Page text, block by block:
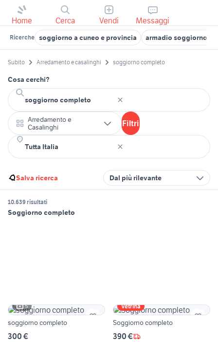
Home Cerca Vendi Messaggi
Ricerche soggiorno a cuneo e provincia armadio soggiorno
Subito Arredamento e casalinghi soggiorno completo
Cosa cerchi?
Arredamento e
Casalinghi
Filtri
Salva ricerca Dal più rilevante
10.639 risultati
Soggiorno completo
5
soggiorno completo
300 €
Vetrina
Soggiorno completo
390 €